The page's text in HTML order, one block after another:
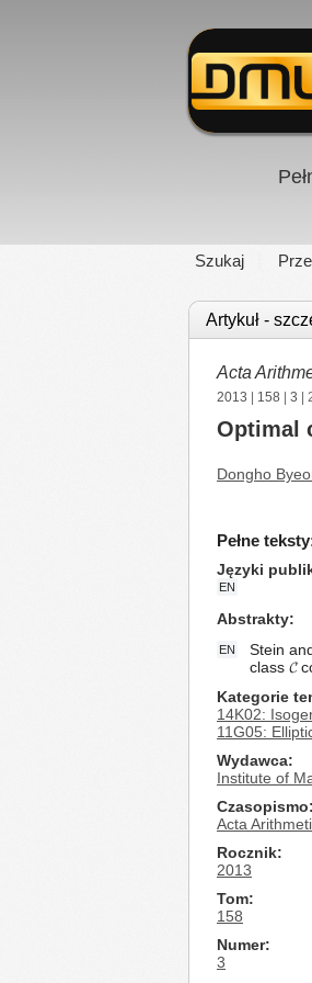
Szukaj
Artykuł -
Acta
2013 158 3 |
Optimal
Dongho
Pełne
Języki
EN
Abstrakty
EN
Stein
class 𝓒
Kategorie
14K02:
11G05:
Wydawca
Institute of
Czasopismo
Acta
Rocznik
2013
Tom
158
Numer
3